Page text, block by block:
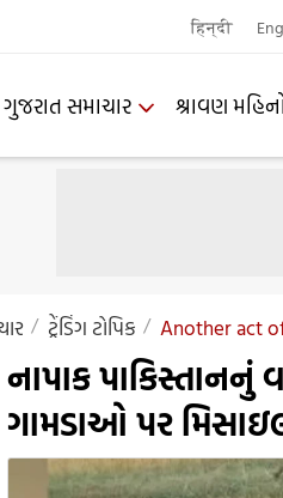
हिन्दी
ગુજરાત સમાચાર શ્રાવણ મહિનો
ટ્રેંડિંગ ટોપિક Another act
નાપાક
ગામડાઓ પર